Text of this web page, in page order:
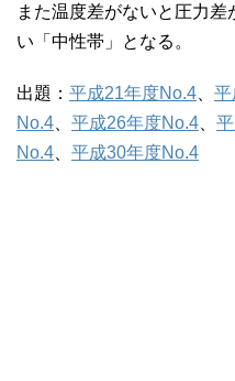
また温度差がないと圧力
い「中性帯」となる。
出題： 平成21年度No.4 平
No.4
平成26年度No.4
No.4
平成30年度No.4